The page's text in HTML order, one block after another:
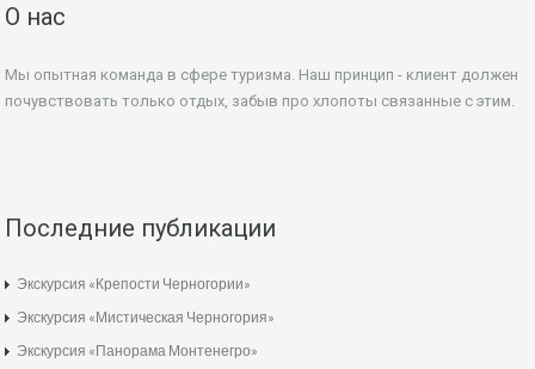
О нас
Мы опытная команда в сфере туризма. Наш принцип - клиент должен
почувствовать только отдых, забыв про хлопоты связанные с этим.
Последние публикации
Экскурсия «Крепости Черногории»
Экскурсия «Мистическая Черногория»
Экскурсия «Панорама Монтенегро»